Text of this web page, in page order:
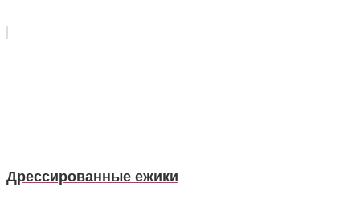
Дрессированные ежики